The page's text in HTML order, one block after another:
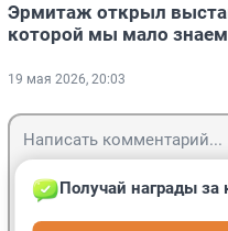
Эрмитаж открыл
которой мы мало знаем
19 мая 2026, 20:03
Получай награды за